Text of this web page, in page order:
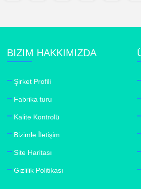
BIZIM HAKKIMIZDA
Şirket Profili
Fabrika turu
Kalite Kontrolü
Bizimle İletişim
Site Haritası
Gizlilik Politikası